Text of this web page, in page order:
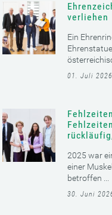
verliehen
Ein
01. Juli 2026
2025 war
einer
betroffen ...
30. Juni